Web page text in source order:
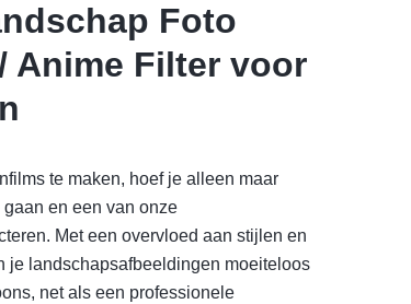
Foto
Anime Filter voor
te maken, hoef je alleen maar
en een van onze
Met een overvloed aan stijlen en
je landschapsafbeeldingen moeiteloos
net als een professionele